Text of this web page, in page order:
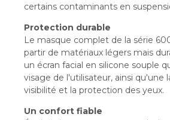
certains contaminants en
Protection durable
Le masque complet de la série
partir de matériaux légers mais
un écran facial en silicone souple
visage de l'utilisateur, ainsi qu'une
visibilité et la protection des yeux.
Un confort fiable